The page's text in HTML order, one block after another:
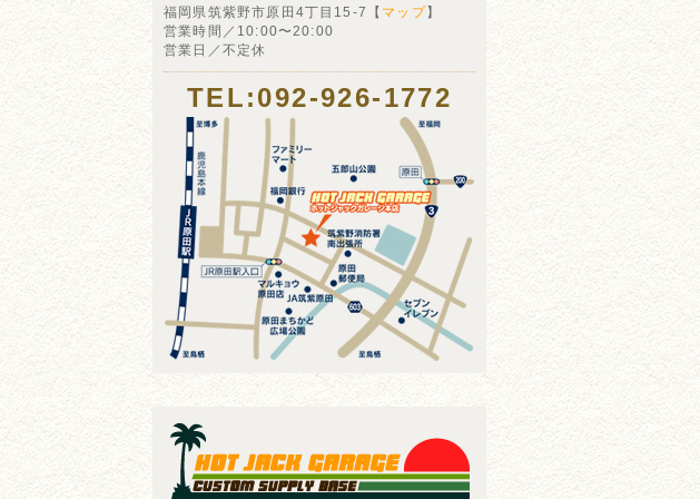
福岡県筑紫野市原田4丁目15-7【 マップ】
営業時間／10:00〜20:00
営業日／不定休
TEL:092-926-1772